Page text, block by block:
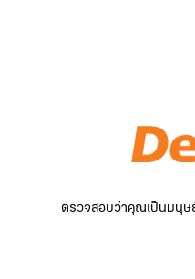
ตรวจสอบว่าคุณเป็นมนุษ